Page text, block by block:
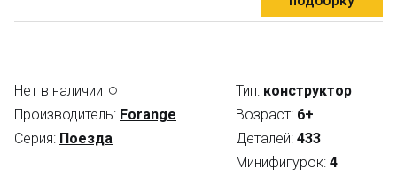
Нет в наличии
Производитель: Forange
Серия: Поезда
Тип: конструктор
Возраст: 6+
Деталей: 433
Минифигурок: 4